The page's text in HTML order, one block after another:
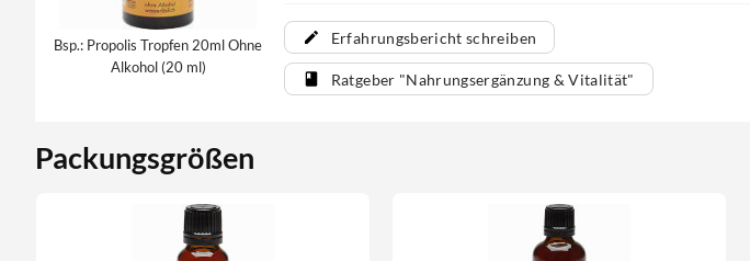
Bsp.: Propolis Tropfen 20ml Ohne
Alkohol (20 ml)
Erfahrungsbericht schreiben
Ratgeber "Nahrungsergänzung & Vitalität"
Packungsgrößen